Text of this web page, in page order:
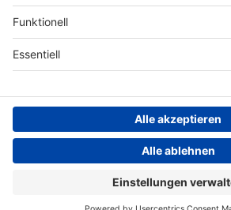
ANTENNE
Datenschutz­erklärung
Cookie- und Drittanbieter-
einstellungen
Persönliche Datenkontrolle
Modern Metal